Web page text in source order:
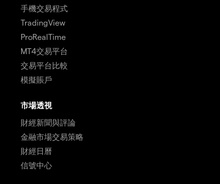
手機交易程式
TradingView
ProRealTime
MT4交易平台
交易平台比較
模擬賬戶
市場透視
財經新聞與評論
金融市場交易策略
財經日曆
信號中心